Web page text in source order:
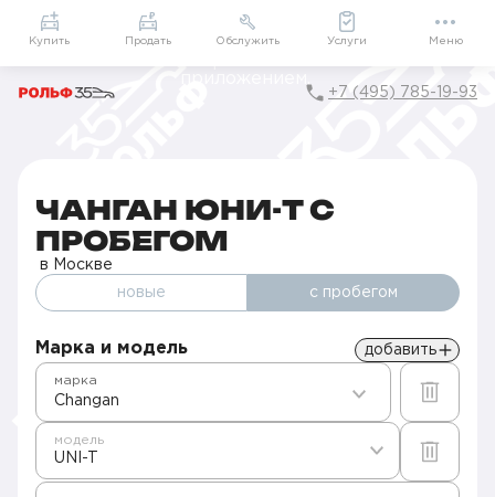
Приложение
Мой РОЛЬФ
Подарки внутри
+7 (495) 785-19-93
ЧАНГАН ЮНИ-T С
ПРОБЕГОМ
в Москве
новые с пробегом
Марка и модель добавить
Changan
марка
UNI-T
модель
Купить Продать Обслужить Услуги Меню